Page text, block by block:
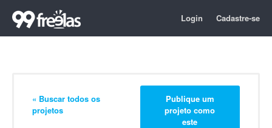
Login Cadastre-se
« Buscar todos os
projetos
Publique um
projeto como
este